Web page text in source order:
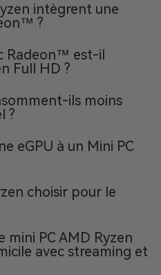
intègrent une
?
Radeon™ est-il
Full HD ?
ils moins
?
eGPU à un Mini PC
choisir pour le
mini PC AMD Ryzen
avec streaming et